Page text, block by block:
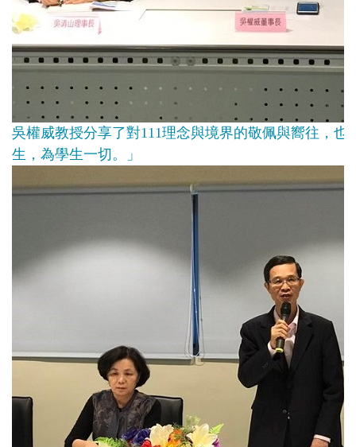
吳權威教授分享了對111理念與境界的敬佩與嚮往，
生，為學生一切。」